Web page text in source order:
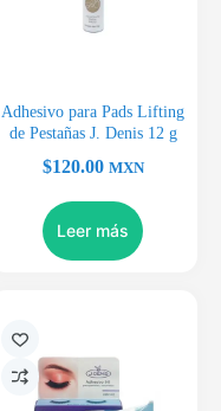
Adhesivo para Pads Lifting
de Pestañas J. Denis 12 g
$120.00 MXN
Leer más